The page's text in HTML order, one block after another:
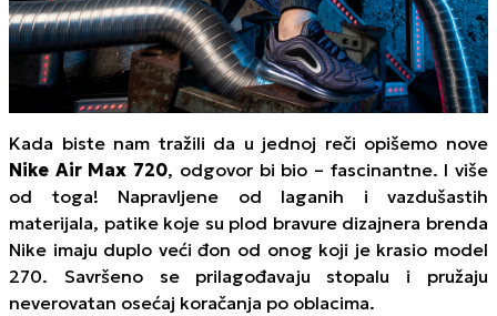
Kada biste nam tražili da u jednoj reči opišemo nove
Nike Air Max 720, odgovor bi bio – fascinantne. I više
od toga! Napravljene od laganih i vazdušastih
materijala, patike koje su plod bravure dizajnera brenda
Nike imaju duplo veći đon od onog koji je krasio model
270. Savršeno se prilagođavaju stopalu i pružaju
neverovatan osećaj koračanja po oblacima.